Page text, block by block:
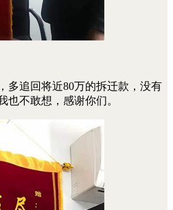
多追回将近80万的拆迁款，没有
也不敢想，感谢你们。